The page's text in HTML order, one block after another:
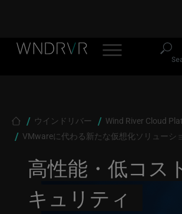
Skip to main content
Header Menu JP
Breadcrumb
ウインドリバー
Wind River Cloud
VMwareに代わる新たな仮想化ソリューシ
高性能・低コス
キュリティ